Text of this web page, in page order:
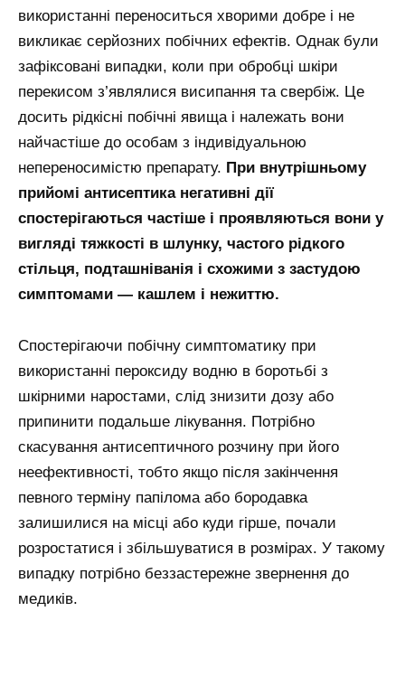
використанні переноситься хворими добре і не
викликає серйозних побічних ефектів. Однак були
зафіксовані випадки, коли при обробці шкіри
перекисом з’являлися висипання та свербіж. Це
досить рідкісні побічні явища і належать вони
найчастіше до особам з індивідуальною
непереносимістю препарату. При внутрішньому
прийомі антисептика негативні дії
спостерігаються частіше і проявляються вони у
вигляді тяжкості в шлунку, частого рідкого
стільця, подташніванія і схожими з застудою
симптомами — кашлем і нежиттю.
Спостерігаючи побічну симптоматику при
використанні пероксиду водню в боротьбі з
шкірними наростами, слід знизити дозу або
припинити подальше лікування. Потрібно
скасування антисептичного розчину при його
неефективності, тобто якщо після закінчення
певного терміну папілома або бородавка
залишилися на місці або куди гірше, почали
розростатися і збільшуватися в розмірах. У такому
випадку потрібно беззастережне звернення до
медиків.